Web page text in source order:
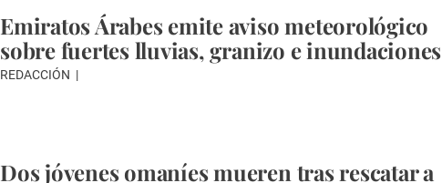
Emiratos Árabes emite aviso meteorológico
sobre fuertes lluvias, granizo e inundaciones
REDACCIÓN
Dos jóvenes omaníes mueren tras rescatar a